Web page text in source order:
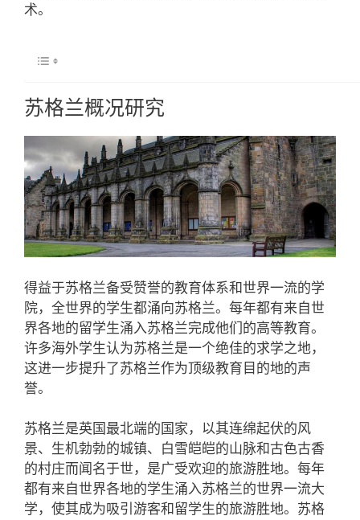
术。
苏格兰概况研究
得益于苏格兰备受赞誉的教育体系和世界一流的学
院，全世界的学生都涌向苏格兰。每年都有来自世
界各地的留学生涌入苏格兰完成他们的高等教育。
许多海外学生认为苏格兰是一个绝佳的求学之地，
这进一步提升了苏格兰作为顶级教育目的地的声
誉。
苏格兰是英国最北端的国家，以其连绵起伏的风
景、生机勃勃的城镇、白雪皑皑的山脉和古色古香
的村庄而闻名于世，是广受欢迎的旅游胜地。每年
都有来自世界各地的学生涌入苏格兰的世界一流大
学，使其成为吸引游客和留学生的旅游胜地。苏格